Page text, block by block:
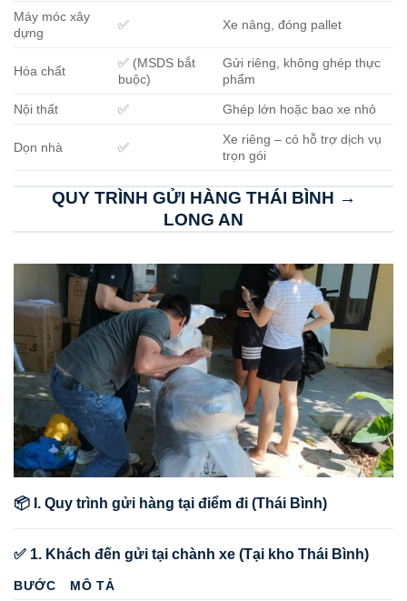
Máy móc xây
dựng
✅ Xe nâng, đóng pallet
Hóa chất
✅ (MSDS bắt
buộc)
Gửi riêng, không ghép thực
phẩm
Nội thất ✅ Ghép lớn hoặc bao xe nhỏ
Dọn nhà ✅
Xe riêng – có hỗ trợ dịch vụ
trọn gói
QUY TRÌNH GỬI HÀNG THÁI BÌNH →
LONG AN
📦 I. Quy trình gửi hàng tại điểm đi (Thái Bình)
✅ 1. Khách đến gửi tại chành xe (Tại kho Thái Bình)
BƯỚC MÔ TẢ